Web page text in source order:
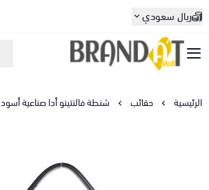
ريال سعودي
براندات مول
الرئيسية حقائب شنطة فالنتينو أدا صناعية أسود